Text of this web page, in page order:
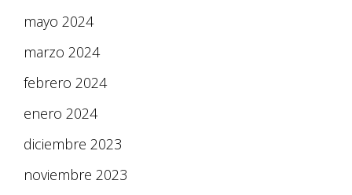
mayo 2024
marzo 2024
febrero 2024
enero 2024
diciembre 2023
noviembre 2023